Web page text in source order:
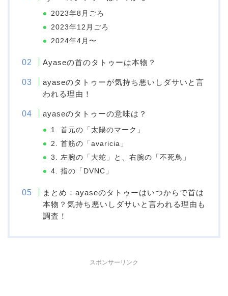
2023年8月ごろ
2023年12月ごろ
2024年4月〜
Ayaseの首のタトゥーは本物？
ayaseのタトゥーが気持ち悪いしダサいと言
われる理由！
ayaseのタトゥーの意味は？
1. 首元の「太陽のマーク」
2. 首筋の「avaricia」
3. 左腕の「大蛇」と、右腕の「不死鳥」
4. 指の「DVNC」
まとめ：ayaseのタトゥーはいつからで首は
本物？気持ち悪いしダサいと言われる理由も
調査！
スポンサーリンク